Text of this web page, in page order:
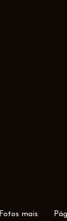
Fotos mais